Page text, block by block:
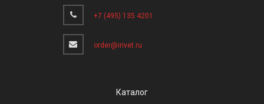
+7 (495) 135 4201
order@irivet.ru
Каталог